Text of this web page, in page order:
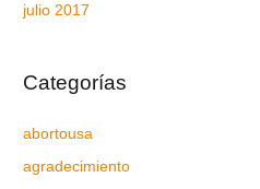
julio 2017
Categorías
abortousa
agradecimiento